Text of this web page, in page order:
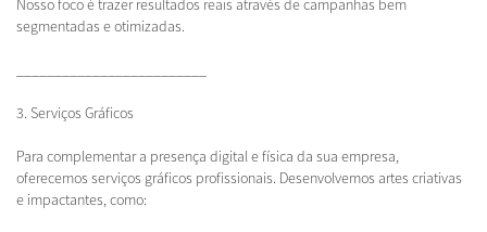
Nosso foco é trazer resultados reais através de campanhas bem
segmentadas e otimizadas.
3. Serviços Gráficos
Para complementar a presença digital e física da sua empresa,
oferecemos serviços gráficos profissionais. Desenvolvemos artes criativas
e impactantes, como: